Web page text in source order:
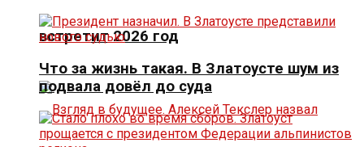
встретит 2026 год
Что за жизнь такая. В Златоусте шум из
подвала довёл до суда